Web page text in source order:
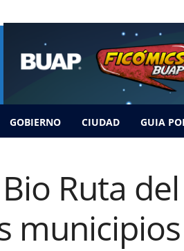
GOBIERNO CIUDAD GUIA
Ruta